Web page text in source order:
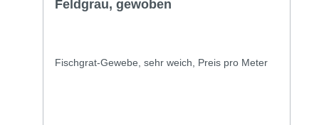
Feldgrau, gewoben
Fischgrat-Gewebe, sehr weich, Preis pro Meter